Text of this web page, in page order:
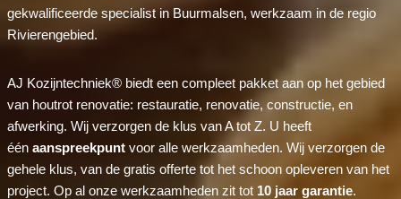
gekwalificeerde specialist in Buurmalsen, werkzaam in de regio
Rivierengebied.
AJ Kozijntechniek® biedt een compleet pakket aan op het gebied
van houtrot renovatie: restauratie, renovatie, constructie, en
afwerking. Wij verzorgen de klus van A tot Z. U heeft
één aanspreekpuntvoor alle werkzaamheden. Wij verzorgen de
gehele klus, van de gratis offerte tot het schoon opleveren van het
project. Op al onze werkzaamheden zit tot 10 jaar garantie.